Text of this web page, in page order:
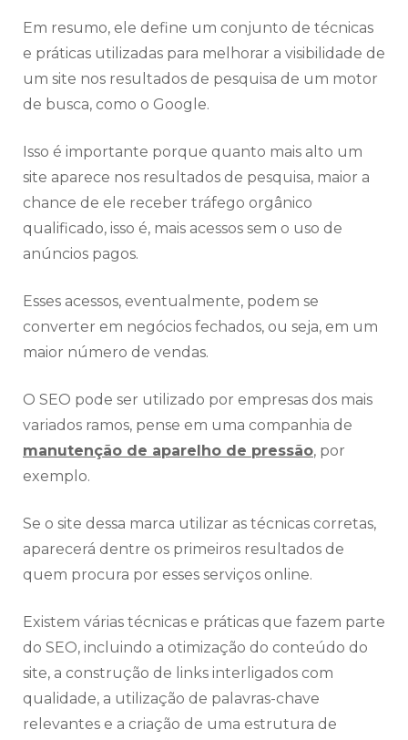
Em resumo, ele define um conjunto de técnicas
e práticas utilizadas para melhorar a visibilidade de
um site nos resultados de pesquisa de um motor
de busca, como o Google.
Isso é importante porque quanto mais alto um
site aparece nos resultados de pesquisa, maior a
chance de ele receber tráfego orgânico
qualificado, isso é, mais acessos sem o uso de
anúncios pagos.
Esses acessos, eventualmente, podem se
converter em negócios fechados, ou seja, em um
maior número de vendas.
O SEO pode ser utilizado por empresas dos mais
variados ramos, pense em uma companhia de
manutenção de aparelho de pressão, por
exemplo.
Se o site dessa marca utilizar as técnicas corretas,
aparecerá dentre os primeiros resultados de
quem procura por esses serviços online.
Existem várias técnicas e práticas que fazem parte
do SEO, incluindo a otimização do conteúdo do
site, a construção de links interligados com
qualidade, a utilização de palavras-chave
relevantes e a criação de uma estrutura de